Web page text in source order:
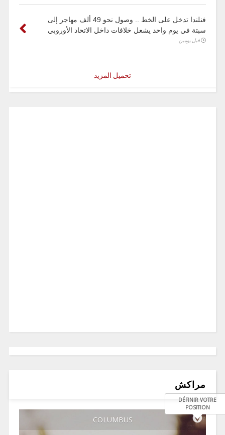
فنلندا تدخل على الخط .. وصول نحو 49 ألف مهاجر إلى
سبتة في يوم واحد يشعل خلافات داخل الاتحاد الأوروبي
قبل يومين
تحميل المزيد
مراكش
COLUMBUS
DÉFINIR VOTRE
POSITION